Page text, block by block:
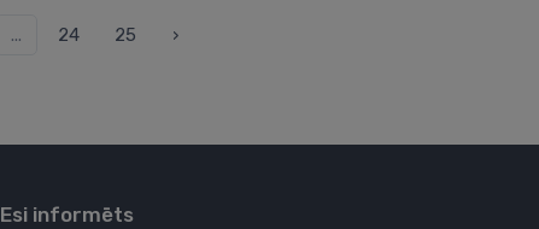
... 24 25 ›
Esi informēts